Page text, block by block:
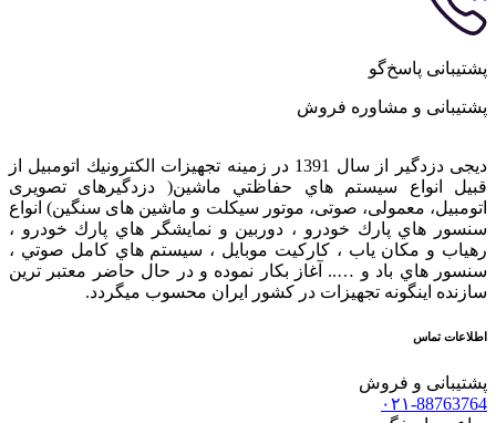
پشتیبانی پاسخ‌گو
پشتیبانی و مشاوره فروش
دیجی دزدگیر از سال 1391 در زمينه تجهيزات الكترونيك اتومبیل از
قبيل انواع سيستم هاي حفاظتي ماشین( دزدگيرهای تصویری
اتومبیل، معمولی، صوتی، موتور سیکلت و ماشین های سنگین) انواع
سنسور هاي پارك خودرو ، دوربين و نمايشگر هاي پارك خودرو ،
رهياب و مكان ياب ، كاركيت موبايل ، سيستم هاي كامل صوتي ،
سنسور هاي باد و ….. آغاز بكار نموده و در حال حاضر معتبر ترين
سازنده اينگونه تجهيزات در كشور ایران محسوب ميگردد.
اطلاعات تماس
پشتیبانی و فروش
۰۲۱-88763764